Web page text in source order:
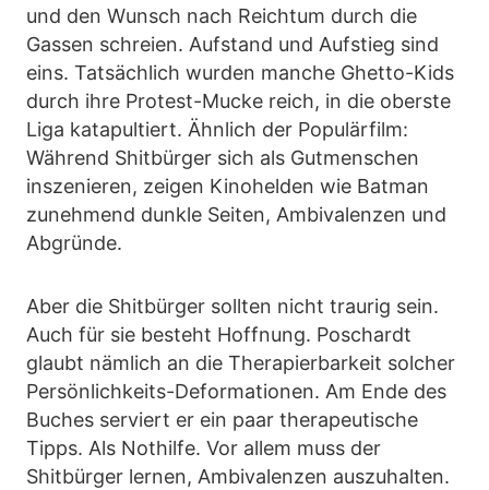
und den Wunsch nach Reichtum durch die
Gassen schreien. Aufstand und Aufstieg sind
eins. Tatsächlich wurden manche Ghetto-Kids
durch ihre Protest-Mucke reich, in die oberste
Liga katapultiert. Ähnlich der Populärfilm:
Während Shitbürger sich als Gutmenschen
inszenieren, zeigen Kinohelden wie Batman
zunehmend dunkle Seiten, Ambivalenzen und
Abgründe.
Aber die Shitbürger sollten nicht traurig sein.
Auch für sie besteht Hoffnung. Poschardt
glaubt nämlich an die Therapierbarkeit solcher
Persönlichkeits-Deformationen. Am Ende des
Buches serviert er ein paar therapeutische
Tipps. Als Nothilfe. Vor allem muss der
Shitbürger lernen, Ambivalenzen auszuhalten.